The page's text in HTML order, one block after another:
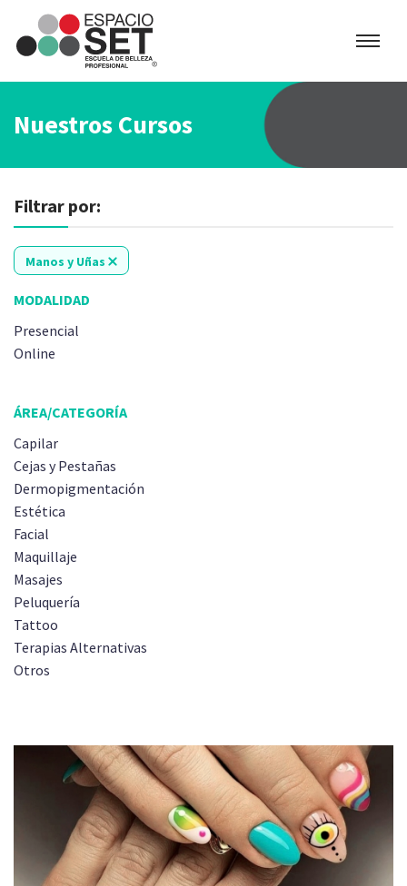
Espacio
SET
Nuestros Cursos
Filtrar por:
Manos y Uñas
MODALIDAD
Presencial
Online
ÁREA/CATEGORÍA
Capilar
Cejas y Pestañas
Dermopigmentación
Estética
Facial
Maquillaje
Masajes
Peluquería
Tattoo
Terapias Alternativas
Otros